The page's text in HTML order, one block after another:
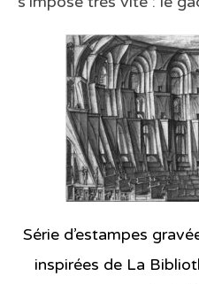
Série d’estampes
inspirées de La